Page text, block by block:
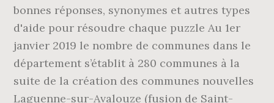
bonnes réponses, synonymes et autres types
d'aide pour résoudre chaque puzzle Au 1er
janvier 2019 le nombre de communes dans le
département s’établit à 280 communes à la
suite de la création des communes nouvelles
Laguenne-sur-Avalouze (fusion de Saint-